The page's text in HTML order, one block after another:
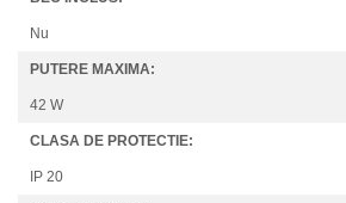
Nu
PUTERE MAXIMA:
42 W
CLASA DE PROTECTIE:
IP 20